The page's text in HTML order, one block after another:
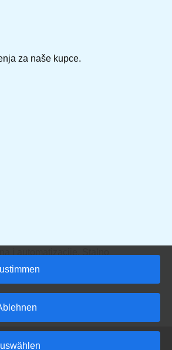
za naše kupce.